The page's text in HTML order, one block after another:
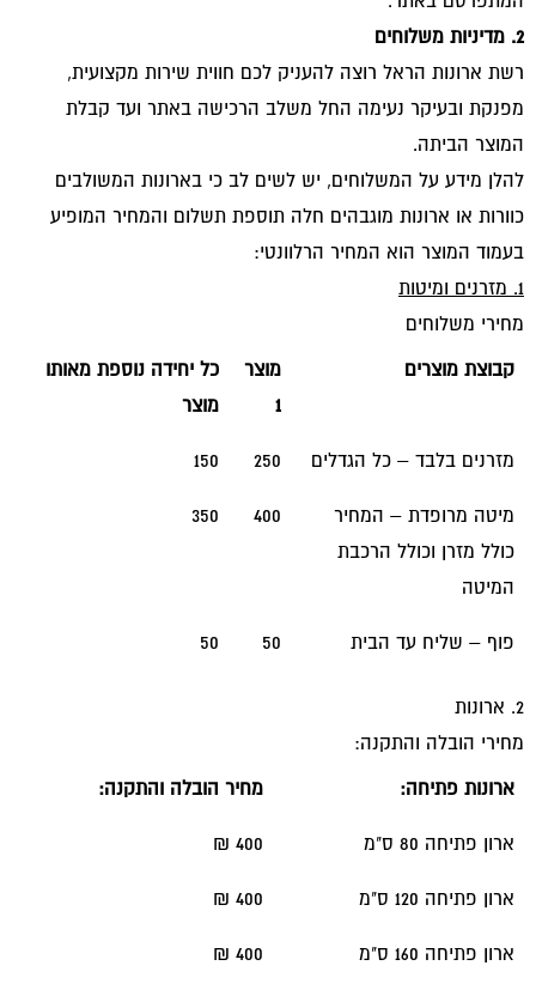
2. מדיניות משלוחים
רשת ארונות הראל רוצה להעניק לכם חווית שירות מקצועית,
מפנקת ובעיקר נעימה החל משלב הרכישה באתר ועד קבלת
המוצר הביתה.
להלן מידע על המשלוחים, יש לשים לב כי בארונות המשולבים
כוורות או ארונות מוגבהים חלה תוספת תשלום והמחיר המופיע
בעמוד המוצר הוא המחיר הרלוונטי:
1. מזרנים ומיטות
מחירי משלוחים
קבוצת מוצרים
מוצר
1
כל יחידה נוספת מאותו
מוצר
מזרנים בלבד – כל הגדלים 250
150
מיטה מרופדת – המחיר
כולל מזרן וכולל הרכבת
המיטה
400
350
פוף – שליח עד הבית 50
50
2. ארונות
מחירי הובלה והתקנה:
ארונות פתיחה: מחיר הובלה והתקנה:
ארון פתיחה 80 ס"מ 400 ₪
ארון פתיחה 120 ס"מ 400 ₪
ארון פתיחה 160 ס"מ 400 ₪